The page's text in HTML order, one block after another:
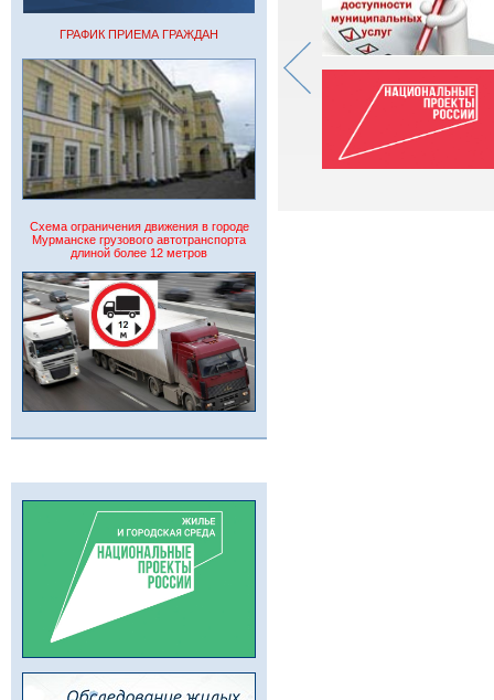
ГРАФИК ПРИЕМА ГРАЖДАН
Схема ограничения движения в городе
Мурманске грузового автотранспорта
длиной более 12 метров